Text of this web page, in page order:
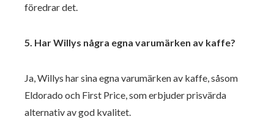
föredrar det.
5. Har Willys några egna varumärken av kaffe?
Ja, Willys har sina egna varumärken av kaffe, såsom
Eldorado och First Price, som erbjuder prisvärda
alternativ av god kvalitet.